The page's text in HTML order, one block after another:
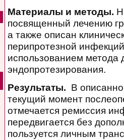
Материалы и методы.
посвященный лечению
а также описан
перипротезной
использованием метода
эндопротезирования.
Результаты. В
текущий момент
отмечается ремиссия
передвигается без
пользуется личным